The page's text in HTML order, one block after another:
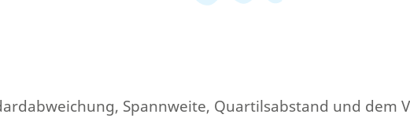
Spannweite, Quartilsabstand und dem